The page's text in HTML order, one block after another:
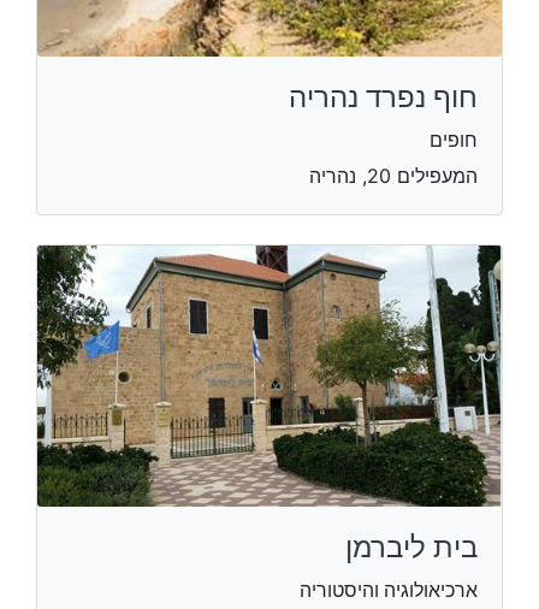
חוף נפרד נהריה
חופים
המעפילים 20, נהריה
בית ליברמן
ארכיאולוגיה והיסטוריה